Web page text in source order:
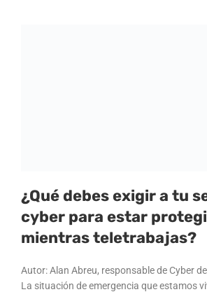
¿Qué debes exigir a tu
cyber para estar
mientras teletrabajas?
Autor: Alan Abreu, responsable de Cyber
La situación de emergencia que estamos